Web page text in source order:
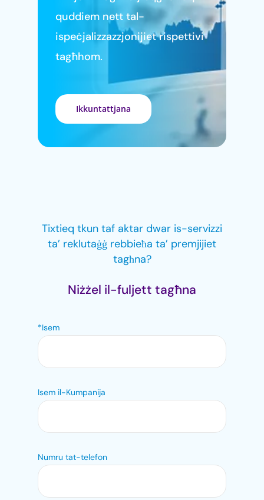
quddiem nett tal-
ispeċjalizzazzjonijiet rispettivi
tagħhom.
Ikkuntattjana
Tixtieq tkun taf aktar dwar is-servizzi
ta’ reklutaġġ rebbieħa ta’ premjijiet
tagħna?
Niżżel il-fuljett tagħna
*Isem
Isem il-Kumpanija
Numru tat-telefon